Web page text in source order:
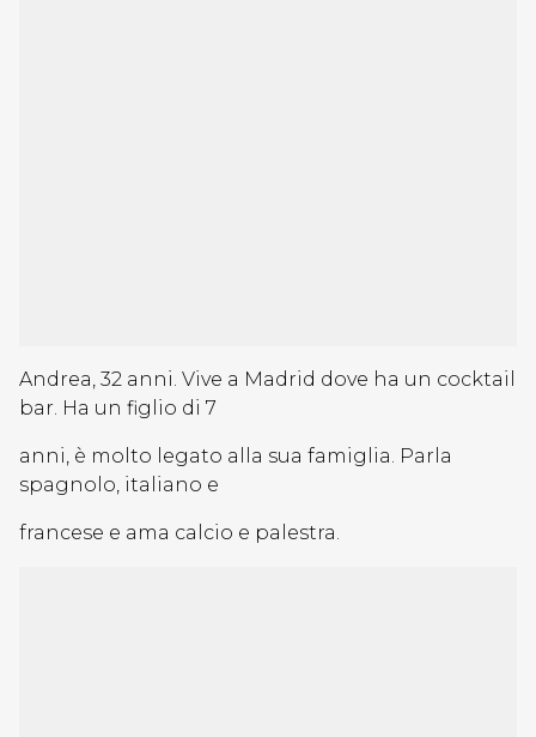
Andrea, 32 anni. Vive a Madrid dove ha un cocktail
bar. Ha un figlio di 7
anni, è molto legato alla sua famiglia. Parla
spagnolo, italiano e
francese e ama calcio e palestra.